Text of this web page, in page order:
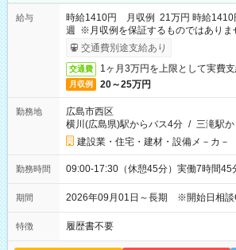
給与
時給1410円 月収例 21万円 時給1410
週 ※月収例を保証するものではあり
ービス利用可（利用条件有）
交通費別途支給あり
交通費 1ヶ月3万円を上限として実費
月収例 20～25万円
勤務地
広島市西区
横川(広島県)駅からバス4分 / 三滝駅
建設業・住宅・建材・設備メ－カ－
勤務時間 09:00-17:30（休憩45分）実働7時間45
期間 2026年09月01日～長期 ※開始日相
特徴 履歴書不要